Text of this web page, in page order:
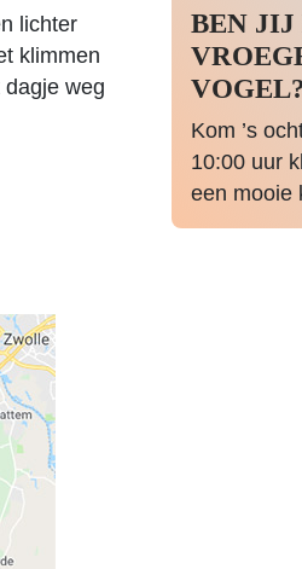
lichter
klimmen
weg
BEN JIJ
VOGEL?
Kom ’s
10:00 uur
een mooie